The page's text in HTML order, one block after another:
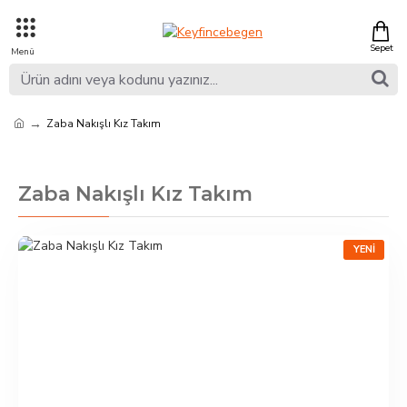
Zaba Nakışlı Kız Takım
Zaba Nakışlı Kız Takım
YENI